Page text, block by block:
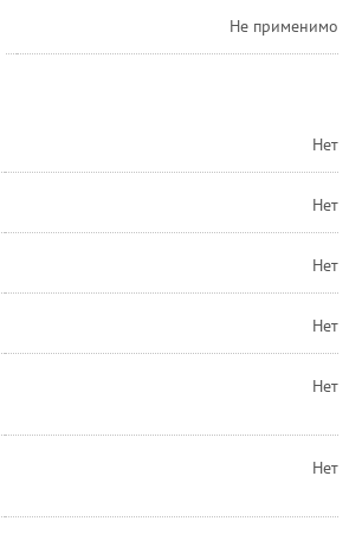
Не применимо
Нет
Нет
Нет
Нет
Нет
Нет